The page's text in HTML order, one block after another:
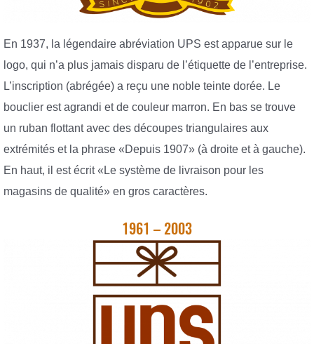
En 1937, la légendaire abréviation UPS est apparue sur le
logo, qui n’a plus jamais disparu de l’étiquette de l’entreprise.
L’inscription (abrégée) a reçu une noble teinte dorée. Le
bouclier est agrandi et de couleur marron. En bas se trouve
un ruban flottant avec des découpes triangulaires aux
extrémités et la phrase «Depuis 1907» (à droite et à gauche).
En haut, il est écrit «Le système de livraison pour les
magasins de qualité» en gros caractères.
1961 – 2003